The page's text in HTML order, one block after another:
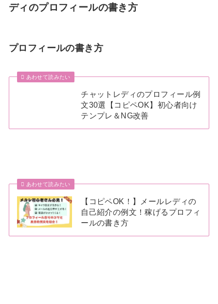
ディのプロフィールの書き方
プロフィールの書き方
あわせて読みたい
チャットレディのプロフィール例
文30選【コピペOK】初心者向け
テンプレ＆NG改善
あわせて読みたい
【コピペOK！】メールレディの
自己紹介の例文！稼げるプロフィ
ールの書き方